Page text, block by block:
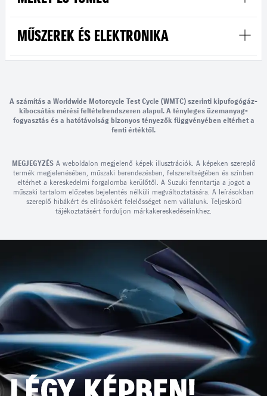
MŰSZEREK ÉS ELEKTRONIKA
A számítás a Worldwide Motorcycle Test Cycle (WMTC) szerinti kipufogógáz-
kibocsátás mérési feltételrendszeren alapul. A tényleges üzemanyag-
fogyasztás és a hatótávolság bizonyos tényezők függvényében eltérhet a
fenti értéktől.
MEGJEGYZÉSA weboldalon megjelenő képek illusztrációk. A képeken szereplő
termék megjelenésében, műszaki berendezésben, felszereltségében és színben
eltérhet a kereskedelmi forgalomba kerülőtől. A Suzuki fenntartja a jogot a
műszaki tartalom előzetes bejelentés nélküli megváltoztatására. A leírásokban
szereplő hibákért és elírásokért felelősséget nem vállalunk. Teljeskörű
tájékoztatásért forduljon márkakereskedéseinkhez.